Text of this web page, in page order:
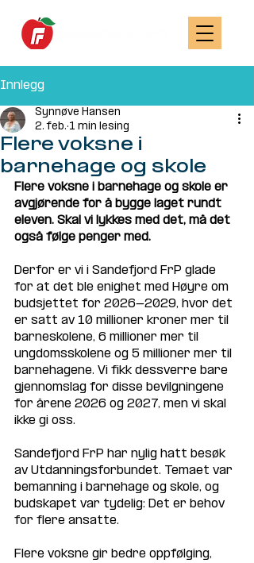
Innlegg
Flere voksne i
barnehage og skole
Synnøve Hansen
2. feb. 1 min lesing
Flere voksne i barnehage og skole er
avgjørende for å bygge laget rundt
eleven. Skal vi lykkes med det, må det
også følge penger med.
Derfor er vi i Sandefjord FrP glade
for at det ble enighet med Høyre om
budsjettet for 2026-2029, hvor det
er satt av 10 millioner kroner mer til
barneskolene, 6 millioner mer til
ungdomsskolene og 5 millioner mer til
barnehagene. Vi fikk dessverre bare
gjennomslag for disse bevilgningene
for årene 2026 og 2027, men vi skal
ikke gi oss.
Sandefjord FrP har nylig hatt besøk
av Utdanningsforbundet. Temaet var
bemanning i barnehage og skole, og
budskapet var tydelig: Det er behov
for flere ansatte.
Flere voksne gir bedre oppfølging,